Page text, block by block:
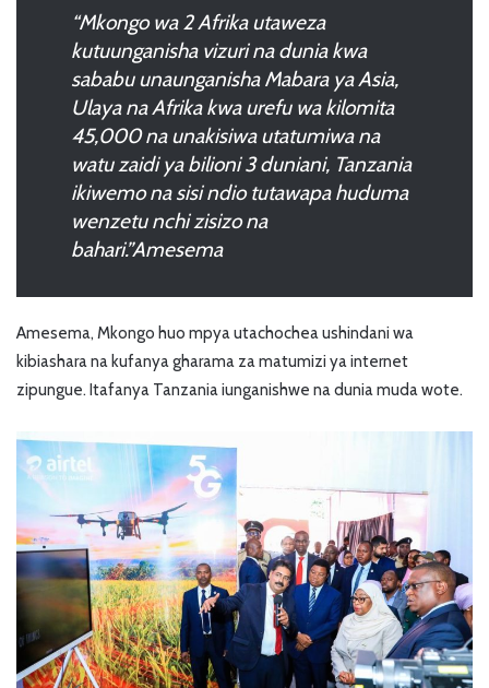
“Mkongo wa 2 Afrika utaweza
kutuunganisha vizuri na dunia kwa
sababu unaunganisha Mabara ya Asia,
Ulaya na Afrika kwa urefu wa kilomita
45,000 na unakisiwa utatumiwa na
watu zaidi ya bilioni 3 duniani, Tanzania
ikiwemo na sisi ndio tutawapa huduma
wenzetu nchi zisizo na
bahari.”Amesema
Amesema, Mkongo huo mpya utachochea ushindani wa
kibiashara na kufanya gharama za matumizi ya internet
zipungue. Itafanya Tanzania iunganishwe na dunia muda wote.